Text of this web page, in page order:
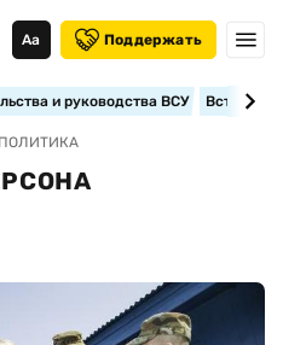
Аа Поддержать
и руководства ВСУ